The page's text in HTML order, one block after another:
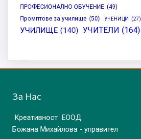
ПРОФЕСИОНАЛНО ОБУЧЕНИЕ (49)
Промптове за училище (50) УЧЕНИЦИ (27)
УЧИЛИЩЕ (140) УЧИТЕЛИ (164)
За Нас
Креативност ЕООД.
Божана Михайлова - управител